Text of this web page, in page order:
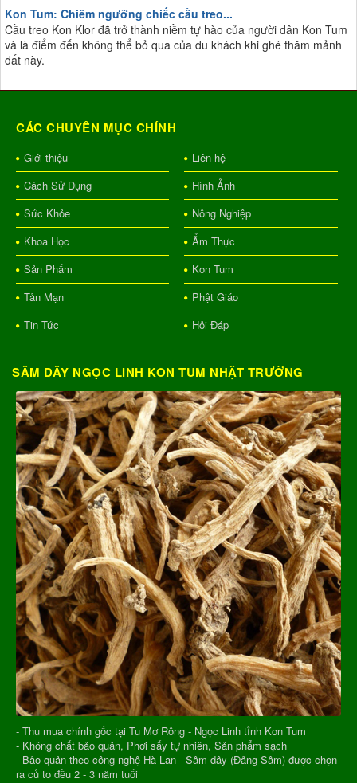
Kon Tum: Chiêm ngưỡng chiếc cầu treo...
Cầu treo Kon Klor đã trở thành niềm tự hào của người dân Kon Tum
và là điểm đến không thể bỏ qua của du khách khi ghé thăm mảnh
đất này.
CÁC CHUYÊN MỤC CHÍNH
Giới thiệu
Liên hệ
Cách Sử Dụng
Hình Ảnh
Sức Khỏe
Nông Nghiệp
Khoa Học
Ẩm Thực
Sản Phẩm
Kon Tum
Tản Mạn
Phật Giáo
Tin Tức
Hỏi Đáp
SÂM DÂY NGỌC LINH KON TUM NHẬT TRƯỜNG
- Thu mua chính gốc tại Tu Mơ Rông - Ngọc Linh tỉnh Kon Tum
- Không chất bảo quản, Phơi sấy tự nhiên, Sản phẩm sạch
- Bảo quản theo công nghệ Hà Lan - Sâm dây (Đảng Sâm) được chọn
ra củ to đều 2 - 3 năm tuổi